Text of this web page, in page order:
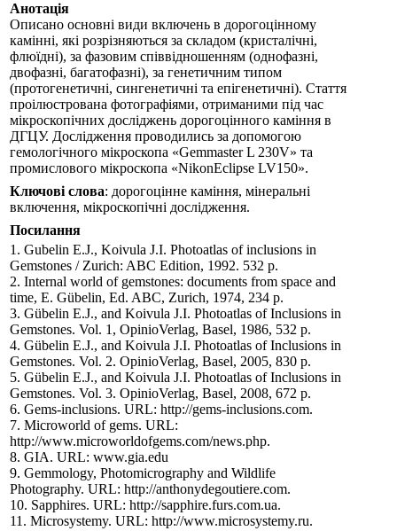
Анотація
Описано основні види включень в дорогоцінному
камінні, які розрізняються за складом (кристалічні,
флюїдні), за фазовим співвідношенням (однофазні,
двофазні, багатофазні), за генетичним типом
(протогенетичні, сингенетичні та епігенетичні). Стаття
проілюстрована фотографіями, отриманими під час
мікроскопічних досліджень дорогоцінного каміння в
ДГЦУ. Дослідження проводились за допомогою
гемологічного мікроскопа «Gemmaster L 230V» та
промислового мікроскопа «NikonEclipse LV150».
Ключові слова: дорогоцінне каміння, мінеральні
включення, мікроскопічні дослідження.
Посилання
1. Gubelin E.J., Koivula J.I. Photoatlas of inclusions in
Gemstones / Zurich: ABC Edition, 1992. 532 р.
2. Internal world of gemstones: documents from space and
time, E. Gübelin, Ed. ABC, Zurich, 1974, 234 p.
3. Gübelin E.J., and Koivula J.I. Photoatlas of Inclusions in
Gemstones. Vol. 1, OpinioVerlag, Basel, 1986, 532 р.
4. Gübelin E.J., and Koivula J.I. Photoatlas of Inclusions in
Gemstones. Vol. 2. OpinioVerlag, Basel, 2005, 830 р.
5. Gübelin E.J., and Koivula J.I. Photoatlas of Inclusions in
Gemstones. Vol. 3. OpinioVerlag, Basel, 2008, 672 р.
6. Gems-inclusions. URL: http://gems-inclusions.com.
7. Microworld of gems. URL:
http://www.microworldofgems.com/news.php.
8. GIA. URL: www.gia.edu
9. Gemmology, Photomicrography and Wildlife
Photography. URL: http://anthonydegoutiere.com.
10. Sapphires. URL: http://sapphire.furs.com.ua.
11. Microsystemy. URL: http://www.microsystemy.ru.